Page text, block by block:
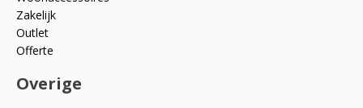
Zakelijk
Outlet
Offerte
Overige